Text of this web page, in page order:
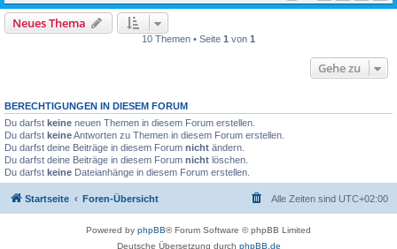
Neues Thema
10 Themen • Seite 1 von 1
Gehe zu
BERECHTIGUNGEN IN DIESEM FORUM
Du darfst keine neuen Themen in diesem Forum erstellen.
Du darfst keineAntworten zu Themen in diesem Forum erstellen.
Du darfst deine Beiträge in diesem Forum nicht ändern.
Du darfst deine Beiträge in diesem Forum nicht löschen.
Du darfst keine Dateianhänge in diesem Forum erstellen.
Startseite Foren-Übersicht Alle Zeiten sind UTC+02:00
Powered by phpBB® Forum Software © phpBB Limited
Deutsche Übersetzung durch phpBB.de